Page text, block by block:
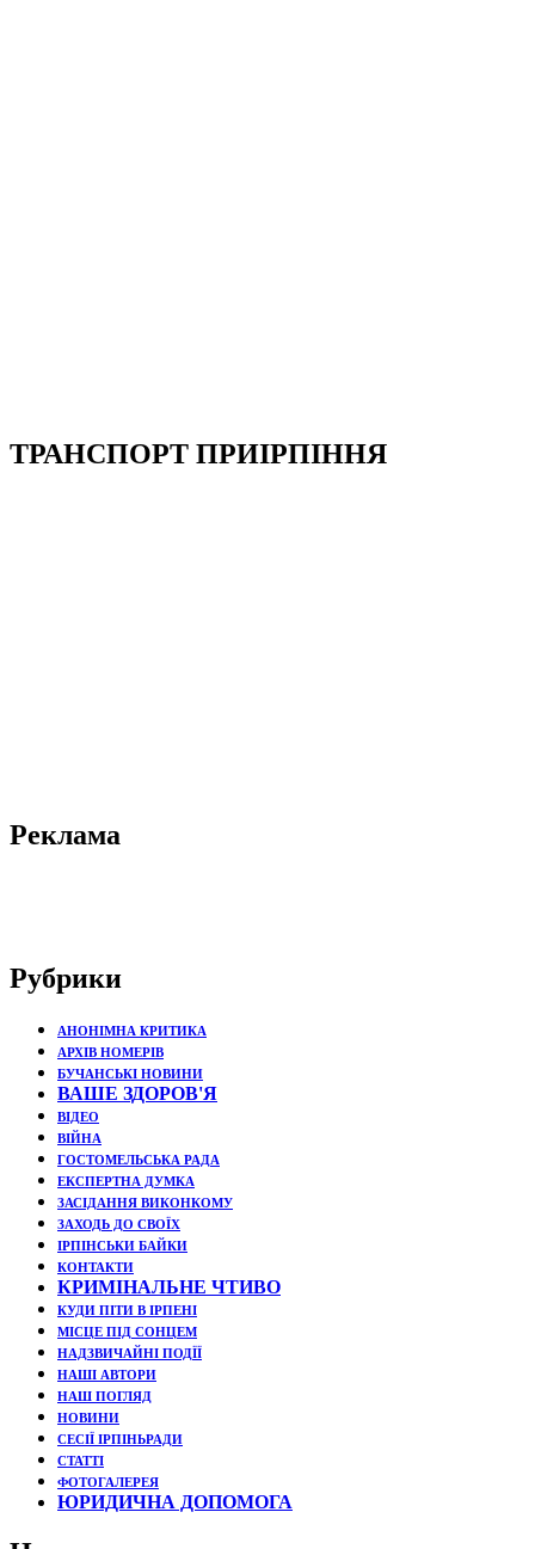
ТРАНСПОРТ ПРИІРПІННЯ
Реклама
Рубрики
АНОНІМНА КРИТИКА
АРХІВ НОМЕРІВ
БУЧАНСЬКІ НОВИНИ
ВАШЕ ЗДОРОВ'Я
ВІДЕО
ВІЙНА
ГОСТОМЕЛЬСЬКА РАДА
ЕКСПЕРТНА ДУМКА
ЗАСІДАННЯ ВИКОНКОМУ
ЗАХОДЬ ДО СВОЇХ
ІРПІНСЬКИ БАЙКИ
КОНТАКТИ
КРИМІНАЛЬНЕ ЧТИВО
КУДИ ПІТИ В ІРПЕНІ
МІСЦЕ ПІД СОНЦЕМ
НАДЗВИЧАЙНІ ПОДЇЇ
НАШІ АВТОРИ
НАШ ПОГЛЯД
НОВИНИ
СЕСІЇ ІРПІНЬРАДИ
СТАТТІ
ФОТОГАЛЕРЕЯ
ЮРИДИЧНА ДОПОМОГА